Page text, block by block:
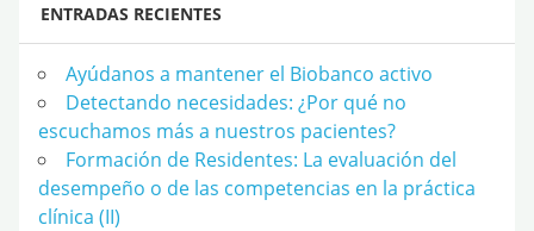
ENTRADAS RECIENTES
Ayúdanos a mantener el Biobanco activo
Detectando necesidades: ¿Por qué no
escuchamos más a nuestros pacientes?
Formación de Residentes: La evaluación del
desempeño o de las competencias en la práctica
clínica (II)